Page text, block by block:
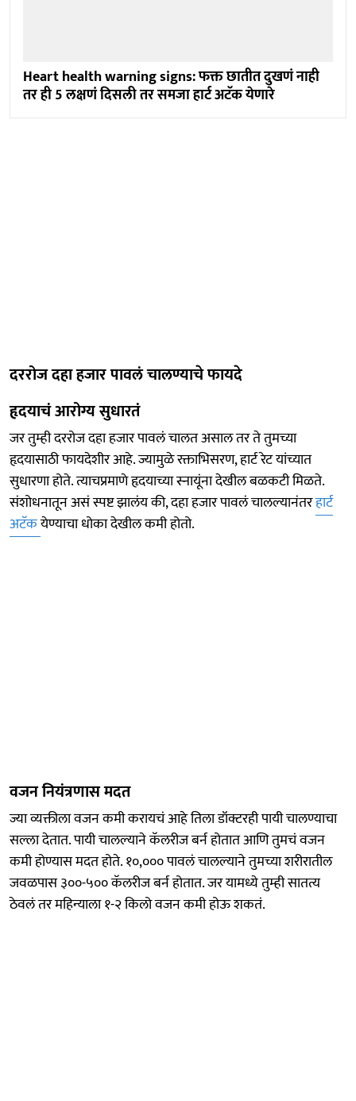
Heart health warning signs: फक्त छातीत दुखणं नाही
तर ही 5 लक्षणं दिसली तर समजा हार्ट अटॅक येणारे
दररोज दहा हजार पावलं चालण्याचे फायदे
हृदयाचं आरोग्य सुधारतं
जर तुम्ही दररोज दहा हजार पावलं चालत असाल तर ते तुमच्या
हृदयासाठी फायदेशीर आहे. ज्यामुळे रक्ताभिसरण, हार्ट रेट यांच्यात
सुधारणा होते. त्याचप्रमाणे हृदयाच्या स्नायूंना देखील बळकटी मिळते.
संशोधनातून असं स्पष्ट झालंय की, दहा हजार पावलं चालल्यानंतरहार्ट
अटॅकयेण्याचा धोका देखील कमी होतो.
वजन नियंत्रणास मदत
ज्या व्यक्तीला वजन कमी करायचं आहे तिला डॉक्टरही पायी चालण्याचा
सल्ला देतात. पायी चालल्याने कॅलरीज बर्न होतात आणि तुमचं वजन
कमी होण्यास मदत होते. १०,००० पावलं चालल्याने तुमच्या शरीरातील
जवळपास ३००-५०० कॅलरीज बर्न होतात. जर यामध्ये तुम्ही सातत्य
ठेवलं तर महिन्याला १-२ किलो वजन कमी होऊ शकतं.